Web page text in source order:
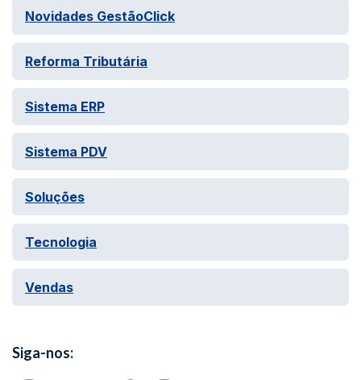
Novidades GestãoClick
Reforma Tributária
Sistema ERP
Sistema PDV
Soluções
Tecnologia
Vendas
Siga-nos: